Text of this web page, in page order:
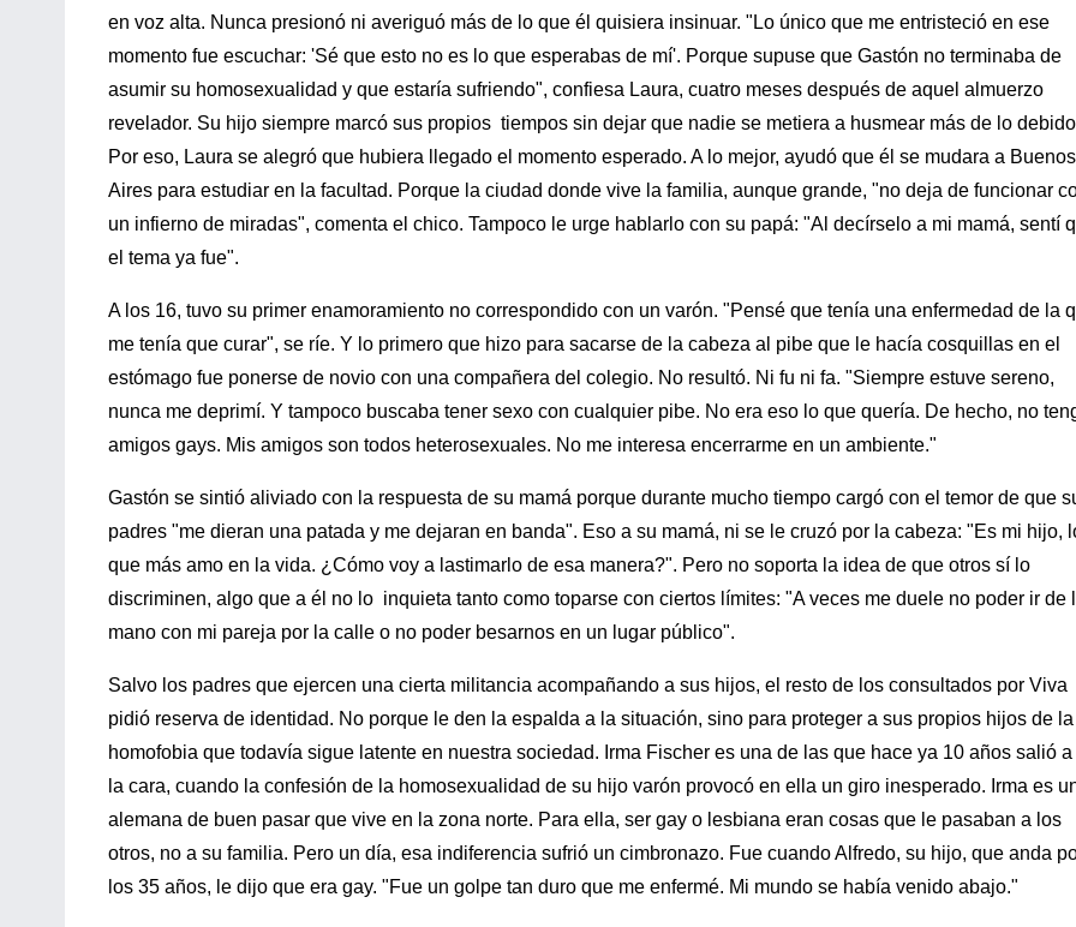
en voz alta. Nunca presionó ni averiguó más de lo que él quisiera insinuar. "Lo único que me entristeció en ese
momento fue escuchar: 'Sé que esto no es lo que esperabas de mí'. Porque supuse que Gastón no terminaba de
asumir su homosexualidad y que estaría sufriendo", confiesa Laura, cuatro meses después de aquel almuerzo
revelador. Su hijo siempre marcó sus propios tiempos sin dejar que nadie se metiera a husmear más de lo
Por eso, Laura se alegró que hubiera llegado el momento esperado. A lo mejor, ayudó que él se mudara a Buenos
Aires para estudiar en la facultad. Porque la ciudad donde vive la familia, aunque grande, "no deja de funcionar
un infierno de miradas", comenta el chico. Tampoco le urge hablarlo con su papá: "Al decírselo a mi mamá, sentí
el tema ya fue".
A los 16, tuvo su primer enamoramiento no correspondido con un varón. "Pensé que tenía una enfermedad de la
me tenía que curar", se ríe. Y lo primero que hizo para sacarse de la cabeza al pibe que le hacía cosquillas en el
estómago fue ponerse de novio con una compañera del colegio. No resultó. Ni fu ni fa. "Siempre estuve sereno,
nunca me deprimí. Y tampoco buscaba tener sexo con cualquier pibe. No era eso lo que quería. De hecho, no
amigos gays. Mis amigos son todos heterosexuales. No me interesa encerrarme en un ambiente."
Gastón se sintió aliviado con la respuesta de su mamá porque durante mucho tiempo cargó con el temor de que
padres "me dieran una patada y me dejaran en banda". Eso a su mamá, ni se le cruzó por la cabeza: "Es mi hijo,
que más amo en la vida. ¿Cómo voy a lastimarlo de esa manera?". Pero no soporta la idea de que otros sí lo
discriminen, algo que a él no lo inquieta tanto como toparse con ciertos límites: "A veces me duele no poder ir de
mano con mi pareja por la calle o no poder besarnos en un lugar público".
Salvo los padres que ejercen una cierta militancia acompañando a sus hijos, el resto de los consultados por Viva
pidió reserva de identidad. No porque le den la espalda a la situación, sino para proteger a sus propios hijos de la
homofobia que todavía sigue latente en nuestra sociedad. Irma Fischer es una de las que hace ya 10 años salió a
la cara, cuando la confesión de la homosexualidad de su hijo varón provocó en ella un giro inesperado. Irma es
alemana de buen pasar que vive en la zona norte. Para ella, ser gay o lesbiana eran cosas que le pasaban a los
otros, no a su familia. Pero un día, esa indiferencia sufrió un cimbronazo. Fue cuando Alfredo, su hijo, que anda
los 35 años, le dijo que era gay. "Fue un golpe tan duro que me enfermé. Mi mundo se había venido abajo."